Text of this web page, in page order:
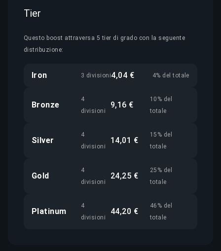
Tier
Questo boost attraversa 5 tier di grado con la seguente
distribuzione:
Iron 3 divisioni4,04 € 4% del totale
Bronze
4
divisioni
9,16 €
10% del
totale
Silver
4
divisioni
14,01 €
15% del
totale
Gold
4
divisioni
24,25 €
25% del
totale
Platinum
4
divisioni
44,20 €
46% del
totale